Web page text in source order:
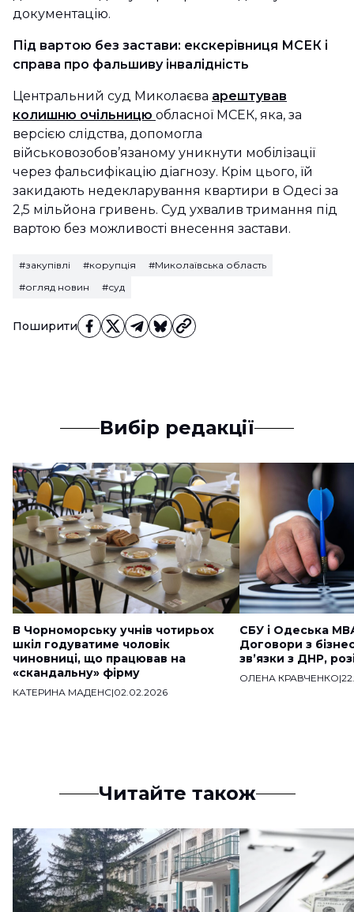
Поширити
документацію.
Під вартою без застави: екскерівниця МСЕК і
справа про фальшиву інвалідність
Центральний суд Миколаєва арештував
колишню очільницю обласної МСЕК, яка, за
версією слідства, допомогла
військовозобов’язаному уникнути мобілізації
через фальсифікацію діагнозу. Крім цього, їй
закидають недекларування квартири в Одесі за
2,5 мільйона гривень. Суд ухвалив тримання під
вартою без можливості внесення застави.
#закупівлі #корупція
#Миколаївська область
#огляд новин
#суд
Вибір редакції
В Чорноморську учнів чотирьох
шкіл годуватиме чоловік
чиновниці, що працював на
«скандальну» фірму
КАТЕРИНА МАДЕНС|02.02.2026
СБУ і Одеська
Договори з
звʼязки з ДНР,
ОЛЕНА КРАВЧЕНКО|
Читайте також